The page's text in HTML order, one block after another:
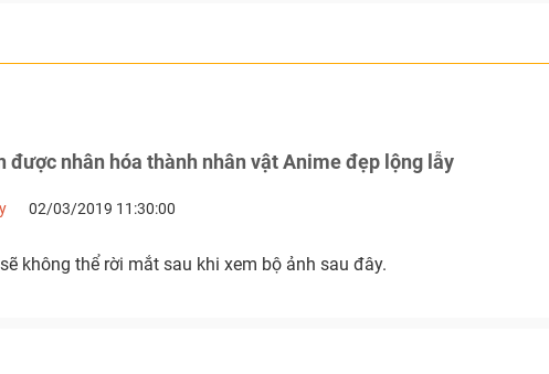
được nhân hóa thành nhân vật Anime đẹp lộng lẫy
02/03/2019 11:30:00
không thể rời mắt sau khi xem bộ ảnh sau đây.